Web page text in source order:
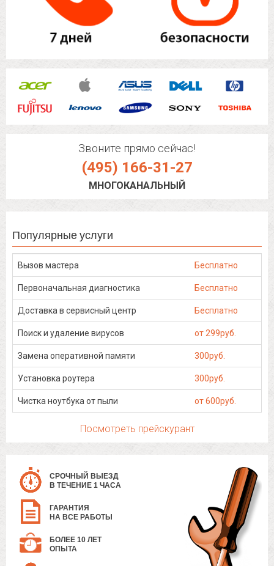
Звоните прямо сейчас!
(495) 166-31-27
МНОГОКАНАЛЬНЫЙ
Популярные услуги
Вызов мастера Бесплатно
Первоначальная диагностика Бесплатно
Доставка в сервисный центр Бесплатно
Поиск и удаление вирусов от 299руб.
Замена оперативной памяти 300руб.
Установка роутера 300руб.
Чистка ноутбука от пыли от 600руб.
Посмотреть прейскурант
СРОЧНЫЙ ВЫЕЗД
В ТЕЧЕНИЕ 1 ЧАСА
ГАРАНТИЯ
НА ВСЕ РАБОТЫ
БОЛЕЕ 10 ЛЕТ
ОПЫТА